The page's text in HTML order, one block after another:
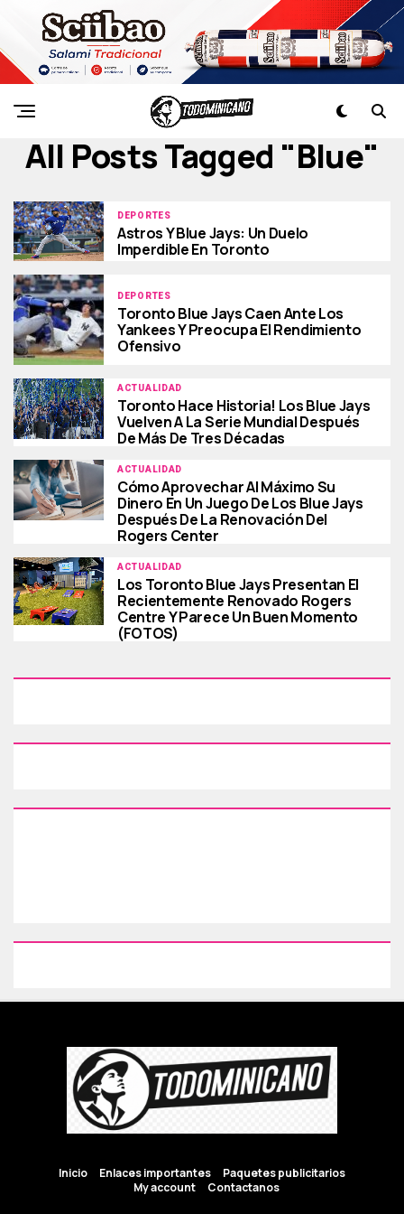
All Posts Tagged "blue"
DEPORTES
Astros Y Blue Jays: Un Duelo
Imperdible En Toronto
DEPORTES
Toronto Blue Jays Caen Ante Los
Yankees Y Preocupa El Rendimiento
Ofensivo
ACTUALIDAD
Toronto Hace Historia! Los Blue Jays
Vuelven A La Serie Mundial Después
De Más De Tres Décadas
ACTUALIDAD
Cómo Aprovechar Al Máximo Su
Dinero En Un Juego De Los Blue Jays
Después De La Renovación Del
Rogers Center
ACTUALIDAD
Los Toronto Blue Jays Presentan El
Recientemente Renovado Rogers
Centre Y Parece Un Buen Momento
(FOTOS)
Inicio Enlaces importantes
Paquetes publicitarios
My account
Contactanos